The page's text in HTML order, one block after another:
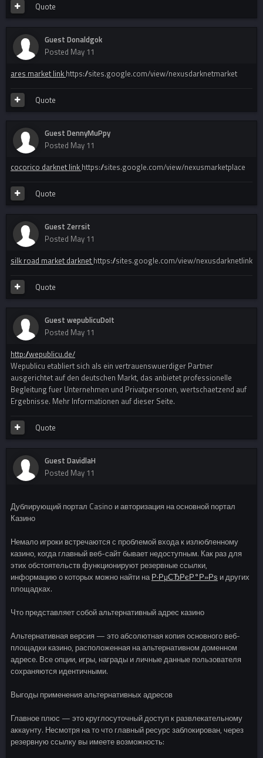
Quote
Guest Donaldgok
Posted May 11
ares market link https://sites.google.com/view/nexusdarknetmarket
Quote
Guest DennyMuPpy
Posted May 11
cocorico darknet link https://sites.google.com/view/nexusmarketplace
Quote
Guest Zerrsit
Posted May 11
silk road market darknet https://sites.google.com/view/nexusdarknetlink
Quote
Guest wepublicuDoIt
Posted May 11
http://wepublicu.de/
Wepublicu etabliert sich als ein vertrauenswuerdiger Partner
ausgerichtet auf den deutschen Markt, das anbietet professionelle
Begleitung fuer Unternehmen und Privatpersonen, wertschaetzend auf
Ergebnisse. Mehr Informationen auf dieser Seite.
Quote
Guest DavidlaH
Posted May 11
Дублирующий портал Casino и авторизация на основной портал
Казино
Немало игроки встречаются с проблемой входа к излюбленному
казино, когда главный веб-сайт бывает недоступным. Как раз для
этих обстоятельств функционируют резервные ссылки,
информацию о которых можно найти наР·РµСЂРєР°Р»Рѕ и других
площадках.
Что представляет собой альтернативный адрес казино
Альтернативная версия — это абсолютная копия основного веб-
площадки казино, расположенная на альтернативном доменном
адресе. Все опции, игры, награды и личные данные пользователя
сохраняются идентичными.
Выгоды применения альтернативных адресов
Главное плюс — это круглосуточный доступ к развлекательному
аккаунту. Несмотря на то что главный ресурс заблокирован, через
резервную ссылку вы имеете возможность: